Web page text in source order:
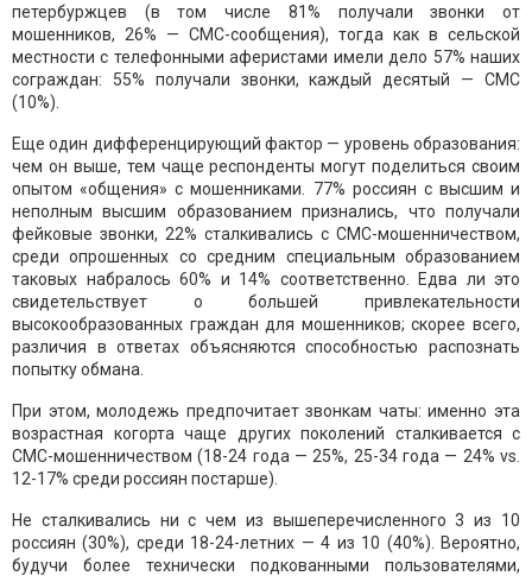
петербуржцев (в том числе 81% получали звонки от
мошенников, 26% — СМС-сообщения), тогда как в сельской
местности с телефонными аферистами имели дело 57% наших
сограждан: 55% получали звонки, каждый десятый — СМС
(10%).
Еще один дифференцирующий фактор — уровень образования:
чем он выше, тем чаще респонденты могут поделиться своим
опытом «общения» с мошенниками. 77% россиян с высшим и
неполным высшим образованием признались, что получали
фейковые звонки, 22% сталкивались с СМС-мошенничеством,
среди опрошенных со средним специальным образованием
таковых набралось 60% и 14% соответственно. Едва ли это
свидетельствует о большей привлекательности
высокообразованных граждан для мошенников; скорее всего,
различия в ответах объясняются способностью распознать
попытку обмана.
При этом, молодежь предпочитает звонкам чаты: именно эта
возрастная когорта чаще других поколений сталкивается с
СМС-мошенничеством (18-24 года — 25%, 25-34 года — 24% vs.
12-17% среди россиян постарше).
Не сталкивались ни с чем из вышеперечисленного 3 из 10
россиян (30%), среди 18-24-летних — 4 из 10 (40%). Вероятно,
будучи более технически подкованными пользователями,